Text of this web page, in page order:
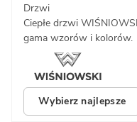
Drzwi
Ciepłe drzwi
gama wzorów i kolorów.
Wybierz najlepsze